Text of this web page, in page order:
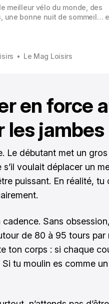
meilleur vélo du monde, des
une bonne nuit de sommeil…
Le Mag Loisirs
en force
les jambes
Le débutant met un
s’il voulait déplacer un
puissant. En réalité,
cadence. Sans
de 80 à 95 tours par
ton corps : si chaque
Si tu moulin es comme